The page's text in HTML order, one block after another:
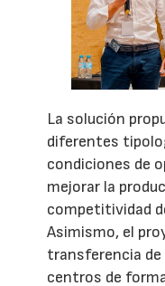
La solución
diferentes
condiciones de
mejorar la
competitividad
Asimismo, el
transferencia
centros de